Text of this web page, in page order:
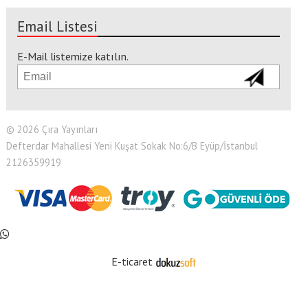
Email Listesi
E-Mail listemize katılın.
© 2026 Çıra Yayınları
Defterdar Mahallesi Yeni Kuşat Sokak No:6/B Eyüp/İstanbul
2126359919
E-ticaret